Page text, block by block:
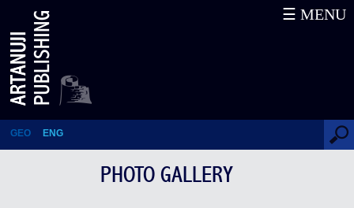
ამერიკელი მწერლები
GEO ENG
☰ MENU
PHOTO GALLERY